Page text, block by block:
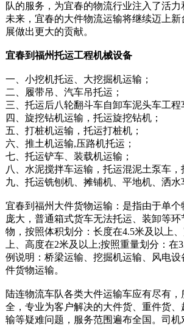
队的服务，为宜春的物流行业注入了活
未来，宜春的大件物流运输将继续迈上
展做出更大的贡献。
宜春到福州托运工程机械设备
一、小挖机托运、大挖掘机运输；
二、履带吊、汽车吊托运；
三、托运后八轮翻斗车自卸车泥头车工程
四、旋挖钻机运输，托运旋挖钻机；
五、打桩机运输，托运打桩机；
六、推土机运输,压路机托运；
七、托运铲车、装载机运输；
八、水泥搅拌车运输，托运混泥土泵车，
九、托运铣刨机、摊铺机、平地机、洒水
宜春到福州大件货物运输：是指由于单
庞大，普通箱式货车无法托运、装卸等
物，按照体积划分：长度在4.5米及以上
上、高度在2米及以上;按照重量划分：在
例说明：桥梁运输、挖掘机运输、风电设
件货物运输。
陆连物流车队各类大件运输车应有尽有
全，专业为客户解决的大件货、重件货、
输等疑难问题，服务范围遍布全国。司机